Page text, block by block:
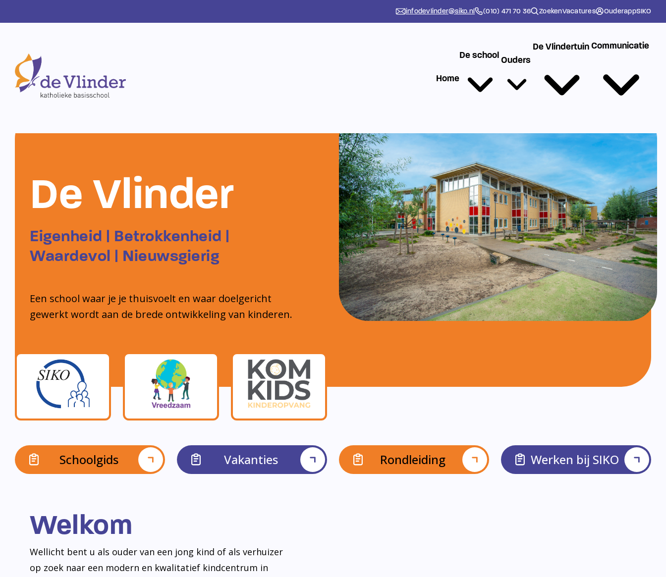
infodevlinder@siko.nl (010) 471 70 36 ZoekenVacatures OuderappSIKO
Home
De school Ouders
De Vlindertuin Communicatie
De Vlinder
Eigenheid | Betrokkenheid |
Waardevol | Nieuwsgierig
Een school waar je je thuisvoelt en waar doelgericht
gewerkt wordt aan de brede ontwikkeling van kinderen.
Schoolgids Vakanties Rondleiding Werken bij SIKO
Welkom
Wellicht bent u als ouder van een jong kind of als verhuizer
op zoek naar een modern en kwalitatief kindcentrum in